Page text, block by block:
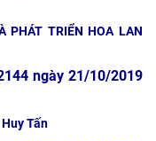
PHÁT TRIỂN HOA LAN
ngày 21/10/2019
Tấn